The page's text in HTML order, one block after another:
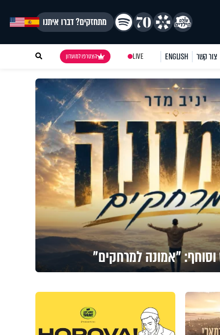
מתחזקים? דברו איתנו
צור קשר ENGLISH
LIVE הצטרפו למועדון
וסוחף: "אמונה למרחקים"